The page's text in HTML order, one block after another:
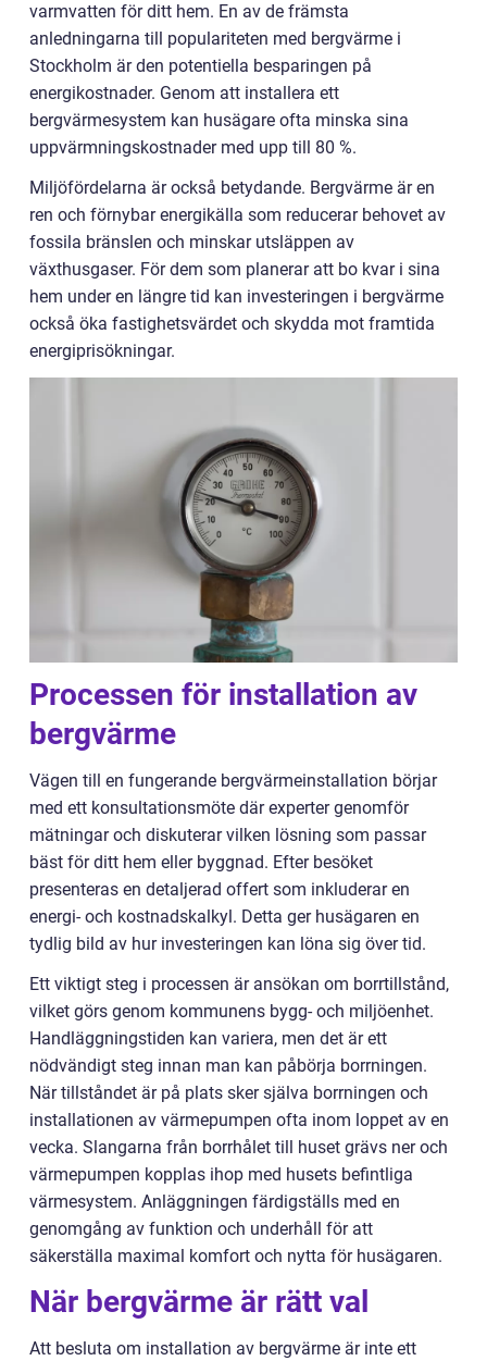
varmvatten för ditt hem. En av de främsta
anledningarna till populariteten med bergvärme i
Stockholm är den potentiella besparingen på
energikostnader. Genom att installera ett
bergvärmesystem kan husägare ofta minska sina
uppvärmningskostnader med upp till 80 %.
Miljöfördelarna är också betydande. Bergvärme är en
ren och förnybar energikälla som reducerar behovet av
fossila bränslen och minskar utsläppen av
växthusgaser. För dem som planerar att bo kvar i sina
hem under en längre tid kan investeringen i bergvärme
också öka fastighetsvärdet och skydda mot framtida
energiprisökningar.
Processen för installation av
bergvärme
Vägen till en fungerande bergvärmeinstallation börjar
med ett konsultationsmöte där experter genomför
mätningar och diskuterar vilken lösning som passar
bäst för ditt hem eller byggnad. Efter besöket
presenteras en detaljerad offert som inkluderar en
energi- och kostnadskalkyl. Detta ger husägaren en
tydlig bild av hur investeringen kan löna sig över tid.
Ett viktigt steg i processen är ansökan om borrtillstånd,
vilket görs genom kommunens bygg- och miljöenhet.
Handläggningstiden kan variera, men det är ett
nödvändigt steg innan man kan påbörja borrningen.
När tillståndet är på plats sker själva borrningen och
installationen av värmepumpen ofta inom loppet av en
vecka. Slangarna från borrhålet till huset grävs ner och
värmepumpen kopplas ihop med husets befintliga
värmesystem. Anläggningen färdigställs med en
genomgång av funktion och underhåll för att
säkerställa maximal komfort och nytta för husägaren.
När bergvärme är rätt val
Att besluta om installation av bergvärme är inte ett